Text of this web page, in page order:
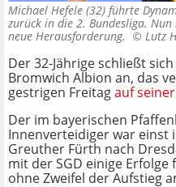
Michael Hefele (32) führte
zurück in die 2. Bundesliga.
neue Herausforderung. © Lutz
Der 32-Jährige schließt
Bromwich Albion an, das
gestrigen Freitagauf
Der im bayerischen
Innenverteidiger war einst
Greuther Fürth nach
mit der SGD einige
ohne Zweifel der Aufstieg